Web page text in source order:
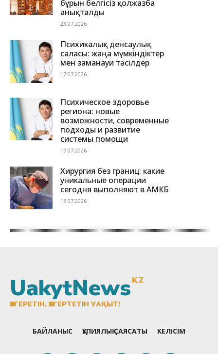
UakytNewsKZ
ӨЗГЕРЕТІН, ӨЗГЕРТЕТІН УАҚЫТ!
БАЙЛАНЫС ҚҰПИЯЛЫҚ САЯСАТЫ КЕЛІСІМ